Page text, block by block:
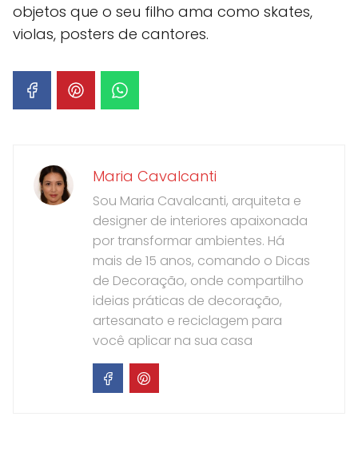
objetos que o seu filho ama como skates,
violas, posters de cantores.
Maria Cavalcanti
Sou Maria Cavalcanti, arquiteta e
designer de interiores apaixonada
por transformar ambientes. Há
mais de 15 anos, comando o Dicas
de Decoração, onde compartilho
ideias práticas de decoração,
artesanato e reciclagem para
você aplicar na sua casa